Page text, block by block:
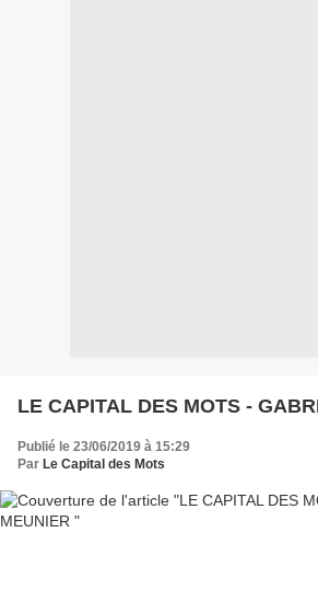
LE CAPITAL DES MOTS -
Publié le 23/06/2019 à 15:29
Par Le Capital des Mots